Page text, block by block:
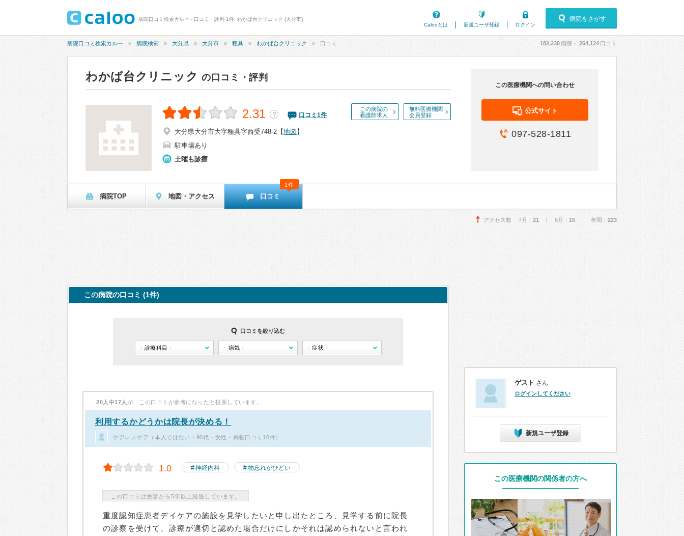
病院口コミ検索カルー - 口コミ・評判 1件: わかば台クリニック (大分市)
Calooとは
新規ユーザ登録 ログイン
病院をさがす
病院口コミ検索カルー 病院検索 大分県 大分市 種具 わかば台クリニック 口コミ 182,230病院・ 264,124 口コミ
わかば台クリニック の口コミ・評判
この病院の
看護師求人
無料医療機関
会員登録
2.31 ？ 口コミ 1件
大分県大分市大字種具字西受748-2 【地図 】
駐車場あり
土曜も診療
この医療機関への問い合わせ
公式サイト
097-528-1811
病院TOP 地図・アクセス 口コミ
1件
アクセス数 7月： 21 | 6月： 15 | 年間： 223
この病院の口コミ (1件)
口コミを絞り込む
20人中17人 が、この口コミが参考になったと投票しています。
利用するかどうかは院長が決める！
ケアレスケア（本人ではない・90代・女性・掲載口コミ10件）
1.0 神経内科 物忘れがひどい
この口コミは受診から5年以上経過しています。
重度認知症患者デイケアの施設を見学したいと申し出たところ、見学する前に院長
の診察を受けて、診療が適切と認めた場合だけにしかそれは認められないと言われ
ゲスト さん
ログインしてください
新規ユーザ登録
この医療機関の関係者の方へ